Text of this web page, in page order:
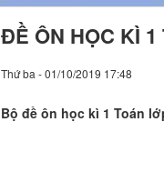
ĐỀ ÔN HỌC KÌ 1
Thứ ba - 01/10/2019 17:48
Bộ đề ôn học kì 1 Toán